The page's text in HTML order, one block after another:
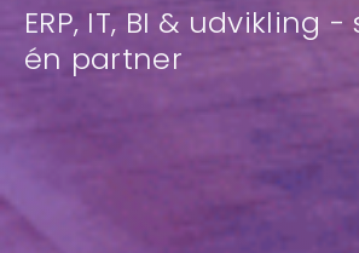
ERP, IT, BI & udvikling
én partner